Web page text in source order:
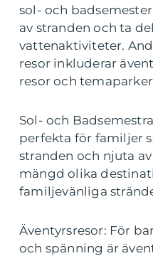
sol- och
av stranden och ta
vattenaktiviteter.
resor inkluderar
resor och
Sol- och
perfekta för familjer
stranden och njuta
mängd olika
familjevänliga
Äventyrsresor: För
och spänning är